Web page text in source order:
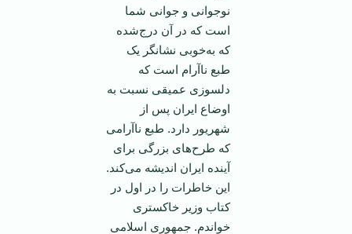
نوجوانی و جوانی شما
است که در آن درج‌شده
که به‌خوبی نشانگر یک
طبع ناآرام است که
دلسوزی عمیقی نسبت به
اوضاع ایران پس از
شهریور دارد. طبع ناآرامی
که طرح‌های بزرگی برای
آینده ایران اندیشه می‌کند.
این خاطرات را در اول در
کتاب وزیر خاکستری
خواندم. جمهوری اسلامی